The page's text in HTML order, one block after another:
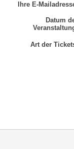
Ihre E-
Datum
Art der